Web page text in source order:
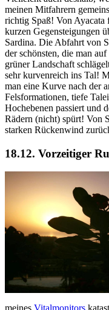
meinen Mitfahrern
richtig Spaß! Von Ayacata
kurzen Gegensteigungen
Sardina. Die Abfahrt von
der schönsten, die man
grüner Landschaft
sehr kurvenreich ins Tal!
man eine Kurve nach der
Felsformationen, tiefe
Hochebenen passiert und
Rädern (nicht) spürt! Von
starken Rückenwind
18.12. Vorzeitiger